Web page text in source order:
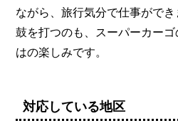
ながら、旅行気分で仕事がで
鼓を打つのも、スーパーカー
はの楽しみです。
対応している地区